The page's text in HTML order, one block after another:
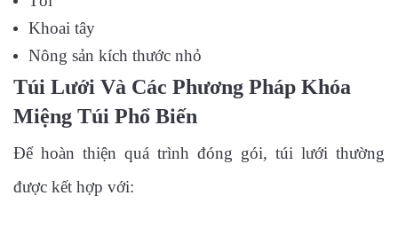
Khoai tây
Nông sản kích thước nhỏ
Túi Lưới Và Các Phương Pháp Khóa
Miệng Túi Phổ Biến
Để hoàn thiện quá trình đóng gói, túi lưới thường
được kết hợp với: